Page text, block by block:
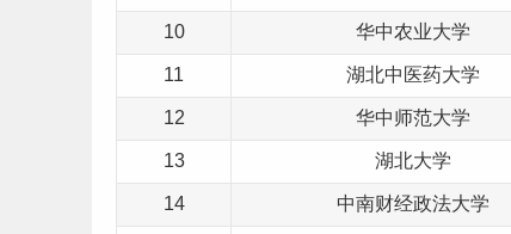
10 华中农业大学
11 湖北中 医药大学
12 华中师范大学
13 湖北大学
14 中南财经政法大学